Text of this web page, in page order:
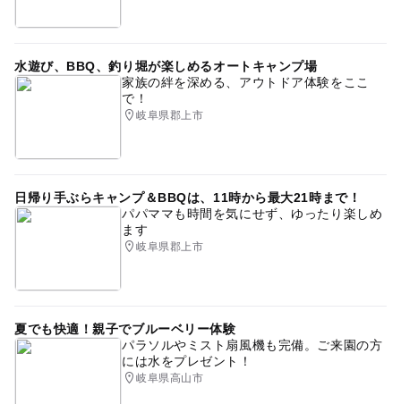
水遊び、BBQ、釣り堀が楽しめるオートキャンプ場
家族の絆を深める、アウトドア体験をここ
で！
岐阜県郡上市
日帰り手ぶらキャンプ＆BBQは、11時から最大21時まで！
パパママも時間を気にせず、ゆったり楽しめ
ます
岐阜県郡上市
夏でも快適！親子でブルーベリー体験
パラソルやミスト扇風機も完備。ご来園の方
には水をプレゼント！
岐阜県高山市